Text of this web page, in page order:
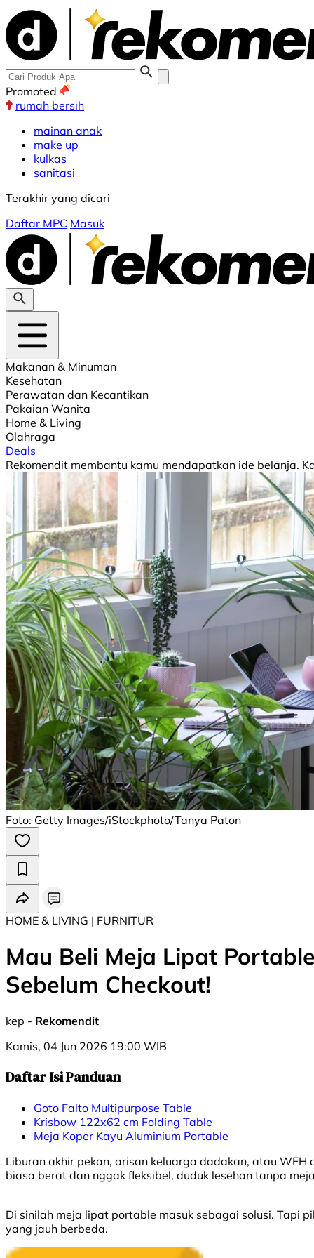
Promoted
rumah bersih
mainan anak
make up
kulkas
sanitasi
Terakhir yang dicari
Daftar MPC Masuk
Makanan & Minuman
Kesehatan
Perawatan dan Kecantikan
Pakaian Wanita
Home & Living
Olahraga
Deals
Rekomendit membantu kamu mendapatkan ide belanja.
Foto: Getty Images/iStockphoto/Tanya Paton
HOME & LIVING | ⁠FURNITUR
Mau Beli Meja Lipat
Sebelum Checkout!
kep - Rekomendit
Kamis, 04 Jun 2026 19:00 WIB
Daftar Isi Panduan
Goto Falto Multipurpose Table
Krisbow 122x62 cm Folding Table
Meja Koper Kayu Aluminium Portable
Liburan akhir pekan, arisan keluarga dadakan, atau
biasa berat dan nggak fleksibel, duduk lesehan tanpa
Di sinilah meja lipat portable masuk sebagai solusi. Tapi
yang jauh berbeda.